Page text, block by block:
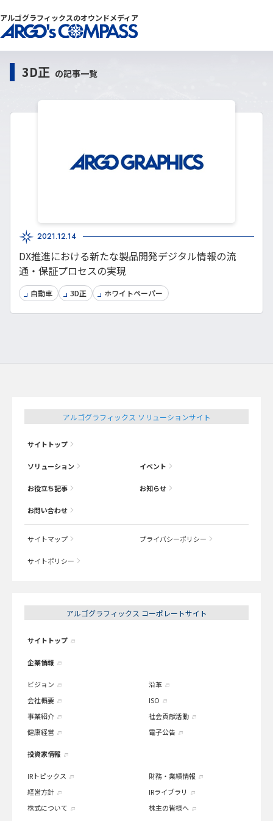
アルゴグラフィックスのオウンドメディア
3D正 の記事一覧
2021.12.14
DX推進における新たな製品開発デジタル情報の流
通・保証プロセスの実現
自動車 3D正 ホワイトペーパー
アルゴグラフィックス ソリューションサイト
サイトトップ
ソリューション イベント
お役立ち記事 お知らせ
お問い合わせ
サイトマップ プライバシーポリシー
サイトポリシー
アルゴグラフィックス コーポレートサイト
サイトトップ
企業情報
ビジョン
会社概要
事業紹介
健康経営
沿革
ISO
社会貢献活動
電子公告
投資家情報
IRトピックス
経営方針
株式について
財務・業績情報
IRライブラリ
株主の皆様へ